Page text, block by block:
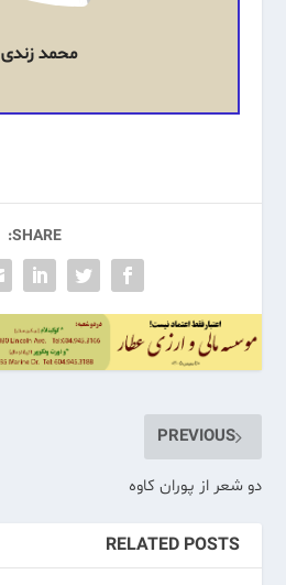
محمد زندی
SHARE:
PREVIOUS
دو شعر از پوران کاوه
RELATED POSTS